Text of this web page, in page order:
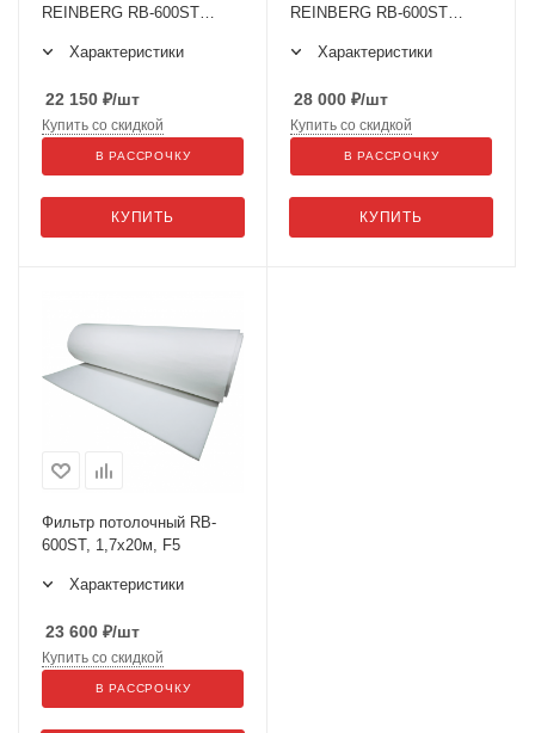
REINBERG RB-600ST
Характеристики
22 150 ₽/шт
КУПИТЬ
Купить со скидкой
В РАССРОЧКУ
REINBERG RB-600ST
Характеристики
28 000 ₽/шт
КУПИТЬ
Купить со скидкой
В РАССРОЧКУ
Фильтр потолочный RB-
600ST, 1,7х20м, F5
Характеристики
23 600 ₽/шт
Купить со скидкой
В РАССРОЧКУ